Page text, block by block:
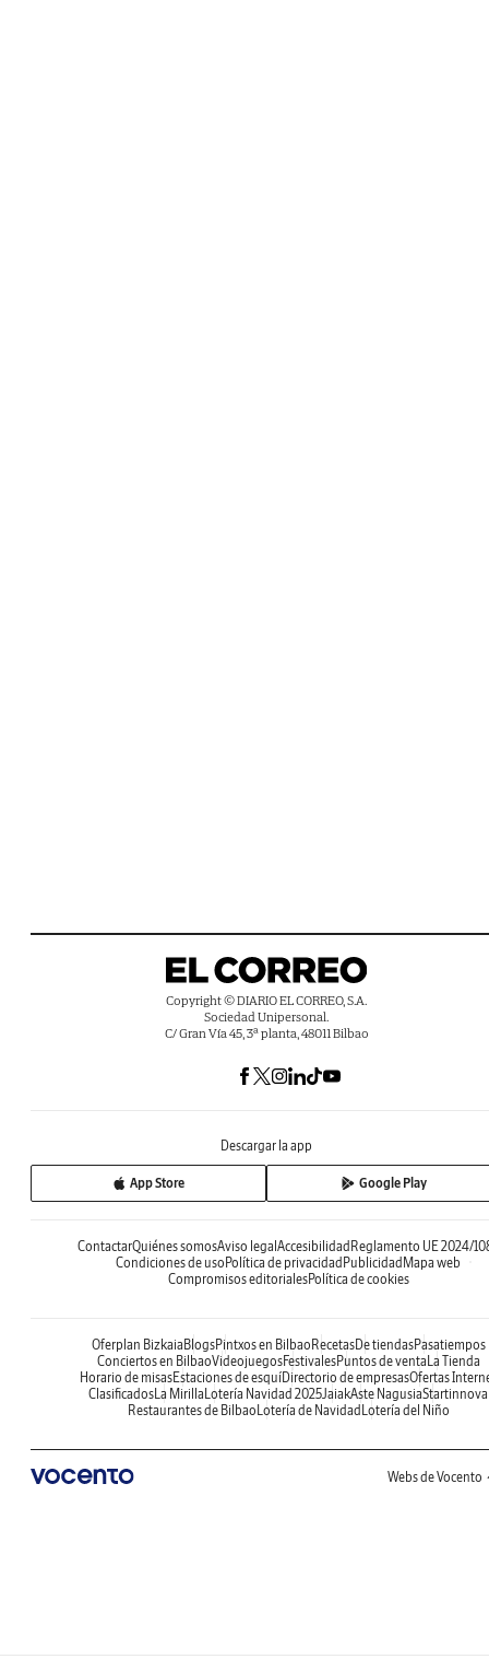
Copyright © DIARIO EL CORREO, S.A.
Sociedad Unipersonal.
C/ Gran Vía 45, 3ª planta, 48011 Bilbao
Descargar la app
App Store Google Play
ContactarQuiénes somosAviso legal Accesibilidad Reglamento UE 2024/
Condiciones de uso Política de privacidad Publicidad Mapa web
Compromisos editorialesPolítica de cookies
Oferplan Bizkaia BlogsPintxos en Bilbao RecetasDe tiendasPasatiempos
Conciertos en BilbaoVideojuegosFestivalesPuntos de venta La Tienda
Horario de misasEstaciones de esquíDirectorio de empresasOfertas
Clasificados La Mirilla Lotería Navidad 2025JaiakAste NagusiaStartinnova
Restaurantes de Bilbao Lotería de Navidad Lotería del Niño
Webs de Vocento